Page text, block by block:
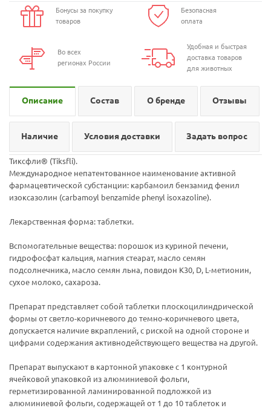
Бонусы за покупку
товаров
Безопасная
оплата
Во всех
регионах России
Удобная и быстрая
доставка товаров
для животных
Описание Состав О бренде Отзывы
Наличие Условия доставки Задать вопрос
Тиксфли® (Tiksfli).
Международное непатентованное наименование активной
фармацевтической субстанции: карбамоил бензамид фенил
изоксазолин (carbamoyl benzamide phenyl isoxazoline).
Лекарственная форма: таблетки.
Вспомогательные вещества: порошок из куриной печени,
гидрофосфат кальция, магния стеарат, масло семян
подсолнечника, масло семян льна, повидон К30, D, L-метионин,
сухое молоко, сахароза.
Препарат представляет собой таблетки плоскоцилиндрической
формы от светло-коричневого до темно-коричневого цвета,
допускается наличие вкраплений, с риской на одной стороне и
цифрами содержания активнодействующего вещества на другой.
Препарат выпускают в картонной упаковке с 1 контурной
ячейковой упаковкой из алюминиевой фольги,
герметизированной ламинированной подложкой из
алюминиевой фольги, содержащей от 1 до 10 таблеток и